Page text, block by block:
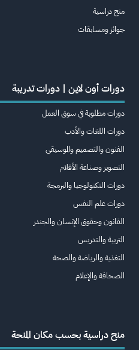
منح دراسية
جوائز ومسابقات
دورات أون لاين | دورات تدريبة
دورات مطلوبة في سوق العمل
دورات اللغات والأدب
الفنون والتصميم والموسيقى
التصوير وصناعة الأفلام
دورات التكنولوجيا والبرمجة
دورات علم النفس
القانون وحقوق الإنسان والجندر
التربية والتدريس
التغذية والرياضة والصحة
الصحافة والإعلام
منح دراسية بحسب مكان المنحة